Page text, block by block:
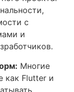
с
и
Многие
как Flutter и